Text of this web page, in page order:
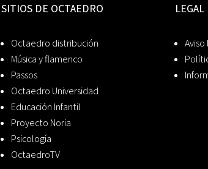
SITIOS DE OCTAEDRO
Octaedro distribución
Música y flamenco
Passos
Octaedro Universidad
Educación Infantil
Proyecto Noria
Psicología
OctaedroTV
LEGAL